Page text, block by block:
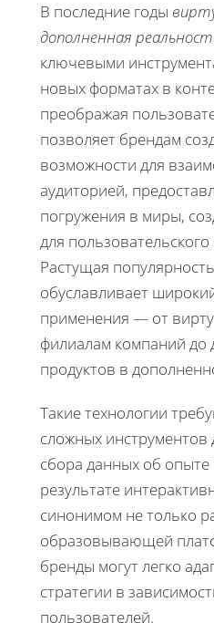
В последние годы
дополненная
ключевыми
новых форматах в
преображая
позволяет брендам
возможности для
аудиторией,
погружения в миры,
для
Растущая
обуславливает
применения — от
филиалам компаний до
продуктов в
Такие технологии
сложных инструментов
сбора данных об опыте
результате
синонимом не только
образовывающей
бренды могут легко
стратегии в
пользователей.